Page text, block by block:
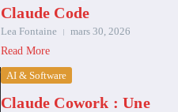
Claude Code
Lea Fontaine
mars 30, 2026
Read More
AI & Software
Claude Cowork : Une